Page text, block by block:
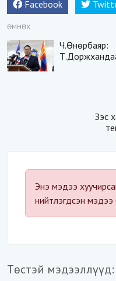
Facebook
ӨМНӨХ
Ч.Өнөрбаяр:
Зэс
Энэ мэдээ
нийтлэгдсэн мэдээ
Төстэй мэдээллүүд: